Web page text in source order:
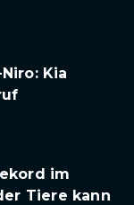
Kia
im
Tiere kann